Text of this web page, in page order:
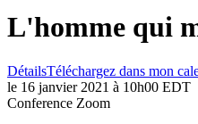
L'homme qui
DétailsTéléchargez dans mon
le 16 janvier 2021 à 10h00 EDT
Conference Zoom